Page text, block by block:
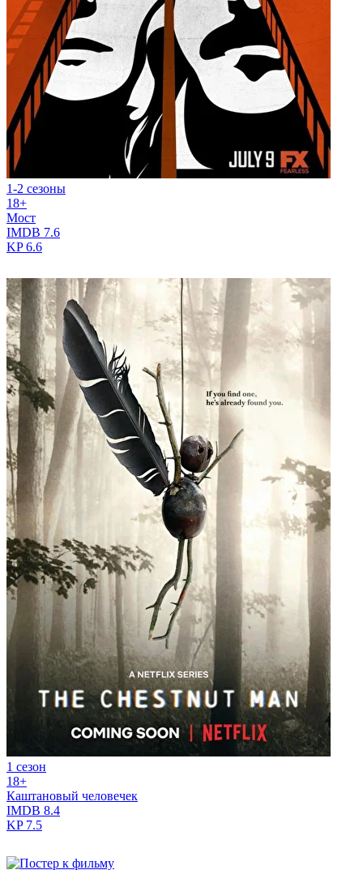
1-2 сезоны
18+
Мост
IMDB 7.6
KP6.6
1 сезон
18+
Каштановый человечек
IMDB 8.4
KP7.5